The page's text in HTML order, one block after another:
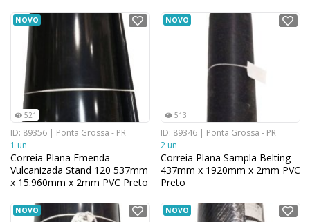
NOVO
521
ID: 89356 | Ponta Grossa - PR
1 un
Correia Plana Emenda
Vulcanizada Stand 120 537mm
x 15.960mm x 2mm PVC Preto
NOVO
513
ID: 89346 | Ponta Grossa - PR
2 un
Correia Plana Sampla Belting
437mm x 1920mm x 2mm PVC
Preto
NOVO NOVO